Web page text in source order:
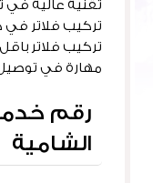
تقنية عالية في
تركيب فلاتر
تركيب فلاتر
مهارة في توصيل
رقم
الشامية